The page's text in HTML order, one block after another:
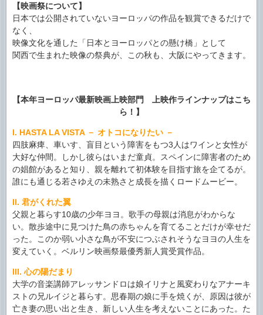
【映画祭について】
日本では公開されていないヨーロッパの作品を観賞できるだけで
なく、
映像文化を通した「日本とヨーロッパとの懸け橋」として
関西で生まれた映像の祭典が、この秋も、大阪にやってきます。
【本年ヨーロッパ最新映画上映部門 上映作ラインナップはこち
ら！】
I. HASTA LA VISTA － オトコになりたい －
四肢麻痺、車いす、盲目という障害をもつ3人はワインと女性が
大好な仲間。しかし彼らはいまだ童貞。スペインに障害者のため
の娼館があると知り、親を離れて初体験を目指す旅を企てるが。
誰にも通じる若さゆえの未熟さと成長を描くロードムービー。
II. 君がくれた翼
父親と暮らす10歳の少年ヨヨ。歌手の母親は消息がわからな
い。散歩途中に見つけた鳥の赤ちゃんを育てることだけが幸せだ
った。このか弱い小さな鳥が不安につぶされそうなヨヨの人生を
変えていく。ベルリン映画祭最優秀新人賞受賞作品。
III. 心の陽だまり
大学の音楽講師アレッサンドロは娘イリナと風変わりなアナーキ
ストの兄ルイジと暮らす。思春期の娘に手を焼くが、原因は彼が
亡き妻の思い出と生き、新しい人生を考えないことにあった。た